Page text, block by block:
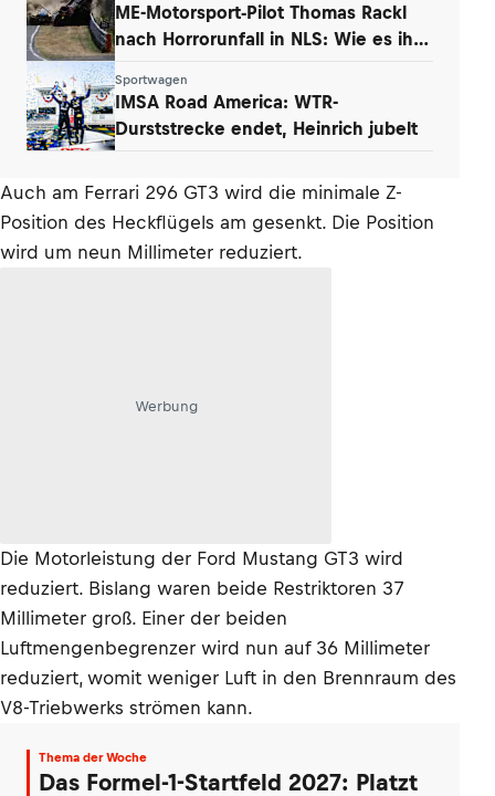
ME-Motorsport-Pilot Thomas Rackl
nach Horrorunfall in NLS: Wie es ihm
Sportwagen
IMSA Road America: WTR-
Durststrecke endet, Heinrich jubelt
Auch am Ferrari 296 GT3 wird die minimale Z-
Position des Heckflügels am gesenkt. Die Position
wird um neun Millimeter reduziert.
Werbung
Die Motorleistung der Ford Mustang GT3 wird
reduziert. Bislang waren beide Restriktoren 37
Millimeter groß. Einer der beiden
Luftmengenbegrenzer wird nun auf 36 Millimeter
reduziert, womit weniger Luft in den Brennraum des
V8-Triebwerks strömen kann.
Thema der Woche
Das Formel-1-Startfeld 2027: Platzt